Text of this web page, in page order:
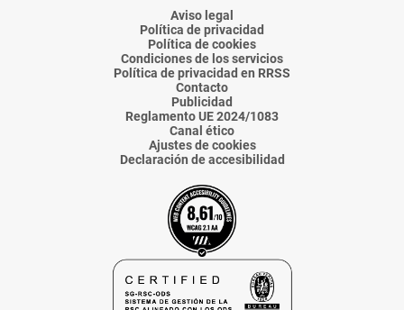
AlmeríaAlmeríaAlmería
Almería
Aviso legal
Política de privacidad
Política de cookies
Condiciones de los servicios
Política de privacidad en RRSS
Contacto
Publicidad
Reglamento UE 2024/1083
Canal ético
Ajustes de cookies
Declaración de accesibilidad